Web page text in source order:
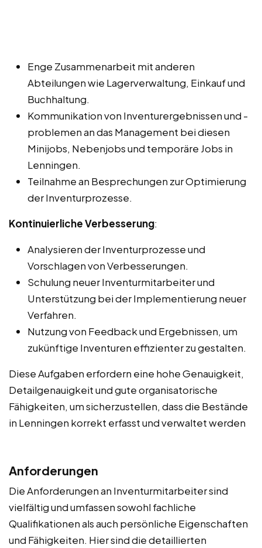
Enge Zusammenarbeit mit anderen
Abteilungen wie Lagerverwaltung, Einkauf und
Buchhaltung.
Kommunikation von Inventurergebnissen und -
problemen an das Management bei diesen
Minijobs, Nebenjobs und temporäre Jobs in
Lenningen.
Teilnahme an Besprechungen zur Optimierung
der Inventurprozesse.
Kontinuierliche Verbesserung:
Analysieren der Inventurprozesse und
Vorschlagen von Verbesserungen.
Schulung neuer Inventurmitarbeiter und
Unterstützung bei der Implementierung neuer
Verfahren.
Nutzung von Feedback und Ergebnissen, um
zukünftige Inventuren effizienter zu gestalten.
Diese Aufgaben erfordern eine hohe Genauigkeit,
Detailgenauigkeit und gute organisatorische
Fähigkeiten, um sicherzustellen, dass die Bestände
in Lenningen korrekt erfasst und verwaltet werden
Anforderungen
Die Anforderungen an Inventurmitarbeiter sind
vielfältig und umfassen sowohl fachliche
Qualifikationen als auch persönliche Eigenschaften
und Fähigkeiten. Hier sind die detaillierten